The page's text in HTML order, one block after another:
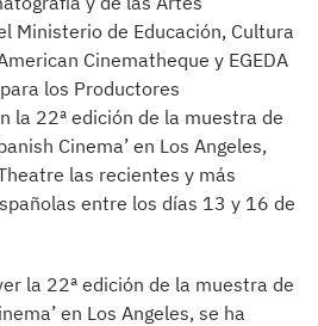
Ministerio de Educación, Cultura
Cinematheque y EGEDA
los Productores
la 22ª edición de la muestra de
Cinema’ en Los Angeles,
las recientes y más
entre los días 13 y 16 de
la 22ª edición de la muestra de
en Los Angeles, se ha